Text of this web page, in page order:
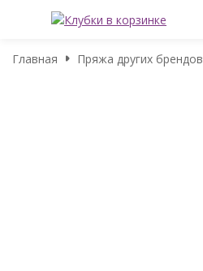
Главная Пряжа других брендов